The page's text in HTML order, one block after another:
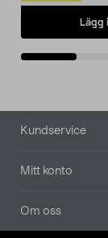
Lägg
Sidfot
Kundservice
Mitt konto
Om oss